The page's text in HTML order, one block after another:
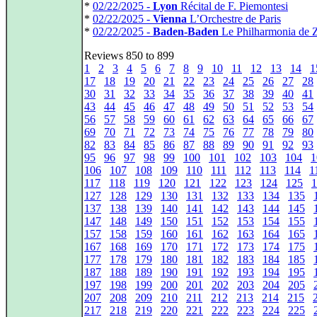
* 02/22/2025 - Lyon Récital de F. Piemontesi
* 02/22/2025 - Vienna L’Orchestre de Paris
* 02/22/2025 - Baden-Baden Le Philharmonia de
Reviews 850 to 899
1
2 3 4 5 6 7 8 9 10 11 12 13 14
17
18 19 20 21 22 23 24 25 26 27
28
30
31 32 33 34 35 36 37 38 39 40
41
43
44 45 46 47 48 49 50 51 52 53
54
56
57 58 59 60 61 62 63 64 65 66
67
69
70 71 72 73 74 75 76 77 78 79
80
82
83 84 85 86 87 88 89 90 91 92
93
95
96 97 98 99 100 101 102 103 104
106
107 108 109 110 111 112 113 114
117
118 119 120 121 122 123 124 125
127
128 129 130 131 132 133 134 135
137
138 139 140 141 142 143 144 145
147
148 149 150 151 152 153 154 155
157
158 159 160 161 162 163 164 165
167
168 169 170 171 172 173 174 175
177
178 179 180 181 182 183 184 185
187
188 189 190 191 192 193 194 195
197
198 199 200 201 202 203 204 205
207
208 209 210 211 212 213 214 215
217
218 219 220 221 222 223 224 225